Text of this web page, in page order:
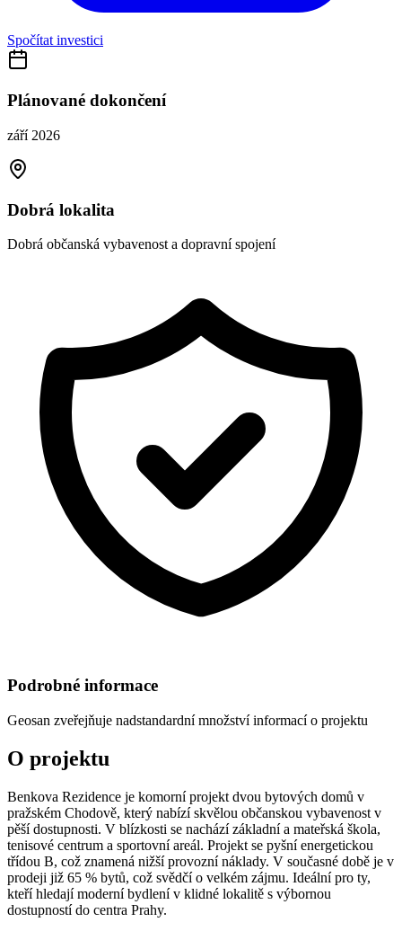
Spočítat investici
Plánované dokončení
září 2026
Dobrá lokalita
Dobrá občanská vybavenost a dopravní spojení
Podrobné informace
Geosan zveřejňuje nadstandardní množství informací o projektu
O projektu
Benkova Rezidence je komorní projekt dvou bytových domů v
pražském Chodově, který nabízí skvělou občanskou vybavenost v
pěší dostupnosti. V blízkosti se nachází základní a mateřská škola,
tenisové centrum a sportovní areál. Projekt se pyšní energetickou
třídou B, což znamená nižší provozní náklady. V současné době je v
prodeji již 65 % bytů, což svědčí o velkém zájmu. Ideální pro ty,
kteří hledají moderní bydlení v klidné lokalitě s výbornou
dostupností do centra Prahy.